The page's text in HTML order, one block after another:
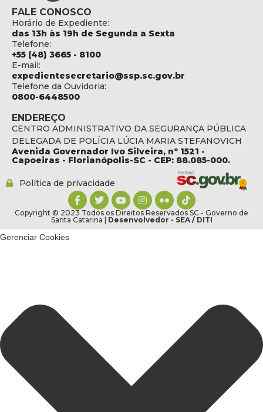
FALE CONOSCO
Horário de Expediente:
das 13h às 19h de Segunda a Sexta
Telefone:
+55 (48) 3665 - 8100
E-mail:
expedientesecretario@ssp.sc.gov.br
Telefone da Ouvidoria:
0800-6448500
ENDEREÇO
CENTRO ADMINISTRATIVO DA SEGURANÇA PÚBLICA
DELEGADA DE POLÍCIA LÚCIA MARIA STEFANOVICH
Avenida Governador Ivo Silveira, nº 1521 -
Capoeiras - Florianópolis-SC - CEP: 88.085-000.
Política de privacidade
Copyright © 2023 Todos os Direitos Reservados SC - Governo de
Santa Catarina | Desenvolvedor - SEA / DITI
Gerenciar Cookies